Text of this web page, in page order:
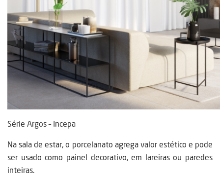
Série Argos – Incepa
Na sala de estar, o porcelanato agrega valor estético e pode
ser usado como painel decorativo, em lareiras ou paredes
inteiras.